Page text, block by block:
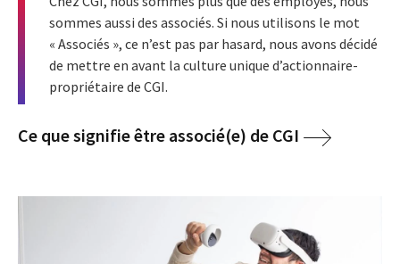
sommes aussi des associés. Si nous utilisons le mot
« Associés », ce n’est pas par hasard, nous avons décidé
de mettre en avant la culture unique d’actionnaire-
propriétaire de CGI.
Ce que signifie être associé(e) de CGI